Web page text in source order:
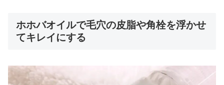
ホホバオイルで毛穴の皮脂や角栓を浮かせ
てキレイにする